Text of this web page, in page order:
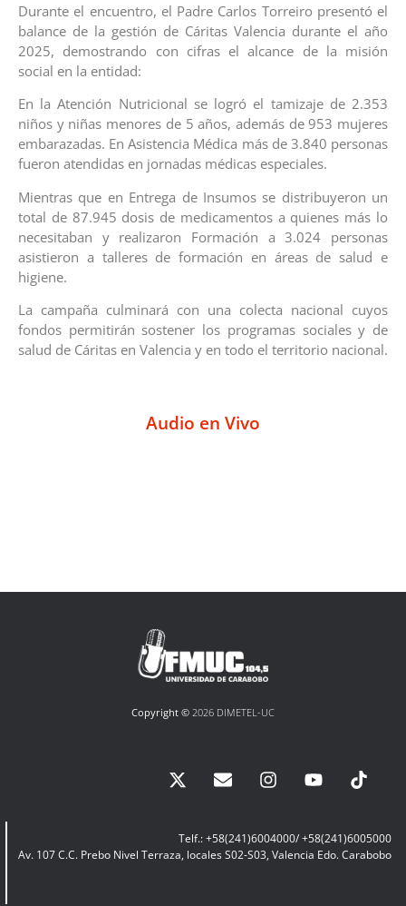
Durante el encuentro, el Padre Carlos Torreiro presentó el
balance de la gestión de Cáritas Valencia durante el año
2025, demostrando con cifras el alcance de la misión
social en la entidad:
En la Atención Nutricional se logró el tamizaje de 2.353
niños y niñas menores de 5 años, además de 953 mujeres
embarazadas. En Asistencia Médica más de 3.840 personas
fueron atendidas en jornadas médicas especiales.
Mientras que en Entrega de Insumos se distribuyeron un
total de 87.945 dosis de medicamentos a quienes más lo
necesitaban y realizaron Formación a 3.024 personas
asistieron a talleres de formación en áreas de salud e
higiene.
La campaña culminará con una colecta nacional cuyos
fondos permitirán sostener los programas sociales y de
salud de Cáritas en Valencia y en todo el territorio nacional.
Audio en Vivo
Copyright © 2026 DIMETEL-UC
Telf.: +58(241)6004000/ +58(241)6005000
Av. 107 C.C. Prebo Nivel Terraza, locales S02-S03, Valencia Edo. Carabobo